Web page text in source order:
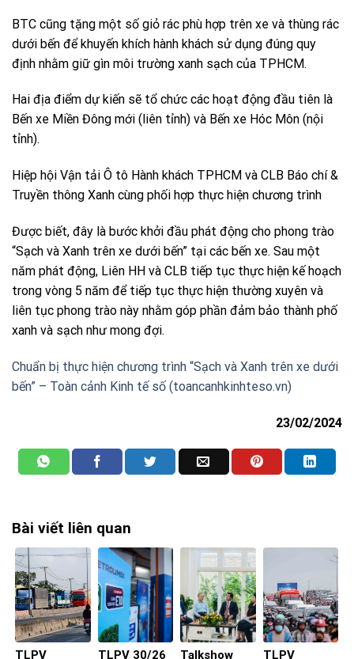
BTC cũng tặng một số giỏ rác phù hợp trên xe và thùng rác
dưới bến để khuyến khích hành khách sử dụng đúng quy
định nhằm giữ gìn môi trường xanh sạch của TPHCM.
Hai địa điểm dự kiến sẽ tổ chức các hoạt động đầu tiên là
Bến xe Miền Đông mới (liên tỉnh) và Bến xe Hóc Môn (nội
tỉnh).
Hiệp hội Vận tải Ô tô Hành khách TPHCM và CLB Báo chí &
Truyền thông Xanh cùng phối hợp thực hiện chương trình
Được biết, đây là bước khởi đầu phát động cho phong trào
“Sạch và Xanh trên xe dưới bến” tại các bến xe. Sau một
năm phát động, Liên HH và CLB tiếp tục thực hiện kế hoạch
trong vòng 5 năm để tiếp tục thực hiện thường xuyên và
liên tục phong trào này nhằm góp phần đảm bảo thành phố
xanh và sạch như mong đợi.
Chuẩn bị thực hiện chương trình “Sạch và Xanh trên xe dưới
bến” – Toàn cảnh Kinh tế số (toancanhkinhteso.vn)
23/02/2024
Bài viết liên quan
TLPV TLPV 30/26 Talkshow TLPV